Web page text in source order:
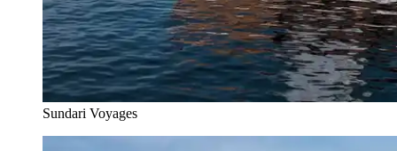
Sundari Voyages